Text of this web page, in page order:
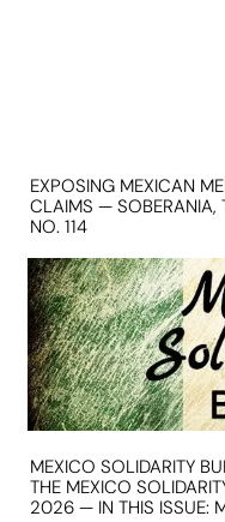
EXPOSING MEXICAN
CLAIMS — SOBERANIA,
NO. 114
MEXICO SOLIDARITY
THE MEXICO
2026 — IN THIS ISSUE: